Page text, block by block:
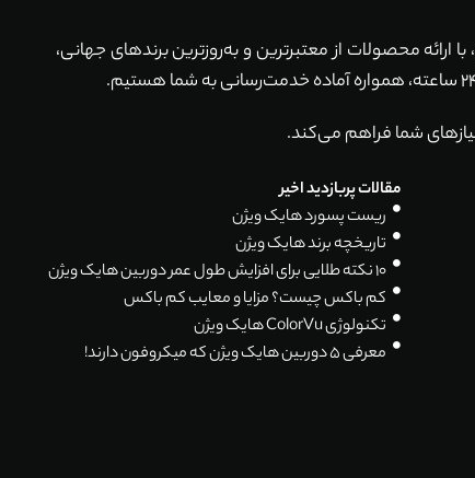
با ارائه محصولات از معتبرترین و به‌روزترین برندهای جهانی،
شما فراهم می‌کند.
مقالات پربازدید اخیر
ریست پسورد هایک ویژن
تاریخچه برند هایک ویژن
۱۰ نکته طلایی برای افزایش طول عمر دوربین هایک ویژن
کم باکس چیست؟ مزایا و معایب کم باکس
تکنولوژی ColorVu هایک ویژن
معرفی 5 دوربین هایک ویژن که میکروفون دارند!